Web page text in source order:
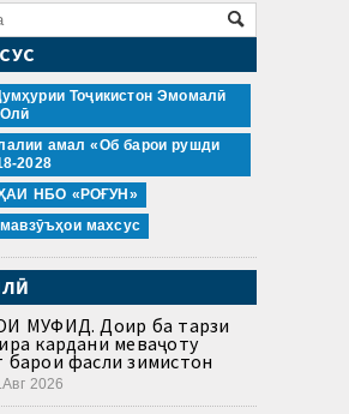
Тоҷикистон Эмомалӣ
амал «Об барои рушди
2028
НБО «РОҒУН»
махсус
МУФИД. Доир ба тарзи
кардани меваҷоту
барои фасли зимистон
2026